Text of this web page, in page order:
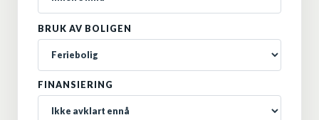
BRUK AV BOLIGEN
FINANSIERING